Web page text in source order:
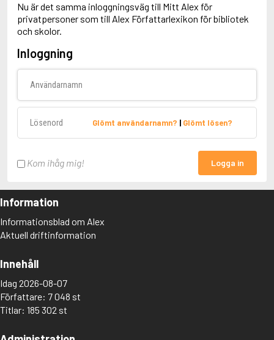
Nu är det samma inloggningsväg till Mitt Alex för
privatpersoner som till Alex Författarlexikon för bibliotek
och skolor.
Inloggning
Glömt användarnamn? | Glömt lösen?
Kom ihåg mig! Logga in
Information
Informationsblad om Alex
Aktuell driftinformation
Innehåll
Idag 2026-08-07
Författare: 7 048 st
Titlar: 185 302 st